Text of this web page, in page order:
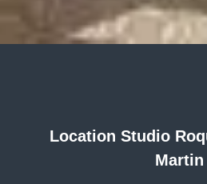
Location Studio
Martin